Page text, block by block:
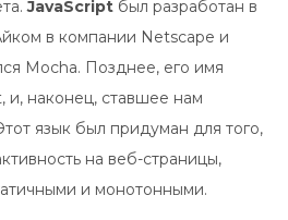
JavaScript был разработан в
в компании Netscape и
Mocha. Позднее, его имя
и, наконец, ставшее нам
язык был придуман для того,
на веб-страницы,
и монотонными.